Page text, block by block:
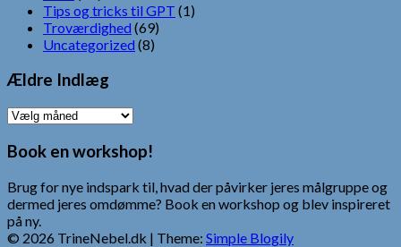
Tips og tricks til GPT (1)
Troværdighed (69)
Uncategorized (8)
Ældre Indlæg
Ældre
Book en workshop!
Brug for nye indspark til, hvad der påvirker jeres målgruppe og
dermed jeres omdømme? Book en workshop og blev inspireret
på ny.
© 2026 TrineNebel.dk | Theme: Simple Blogily